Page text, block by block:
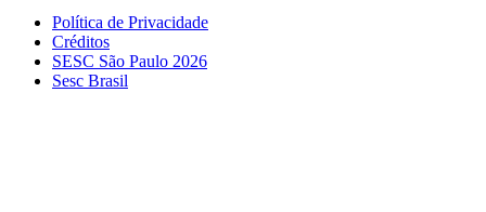
Política de Privacidade
Créditos
SESC São Paulo 2026
Sesc Brasil